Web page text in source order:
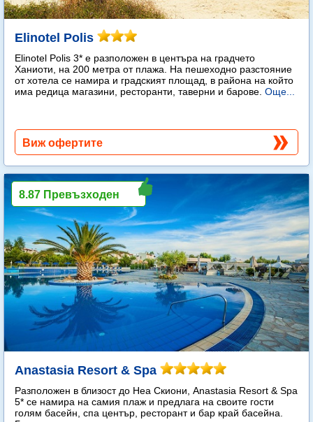
Elinotel Polis
Elinotel Polis 3* е разположен в центъра на градчето
Ханиоти, на 200 метра от плажа. На пешеходно разстояние
от хотела се намира и градският площад, в района на който
има редица магазини, ресторанти, таверни и барове. Още...
Виж офертите
Anastasia Resort & Spa
Разположен в близост до Неа Скиони, Anastasia Resort & Spa
5* се намира на самия плаж и предлага на своите гости
голям басейн, спа център, ресторант и бар край басейна.
8.87 Превъзходен